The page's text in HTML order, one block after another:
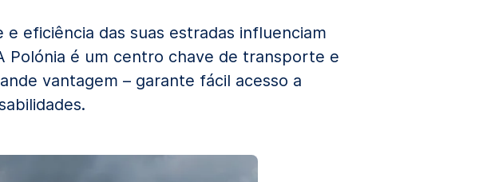
eficiência das suas estradas influenciam
Polónia é um centro chave de transporte e
vantagem – garante fácil acesso a